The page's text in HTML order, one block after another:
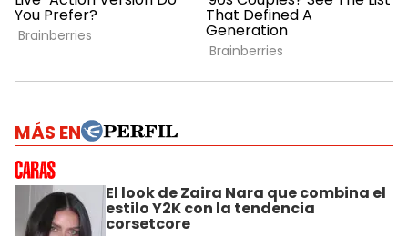
MÁS EN
El look de Zaira Nara que combina el
estilo Y2K con la tendencia
corsetcore